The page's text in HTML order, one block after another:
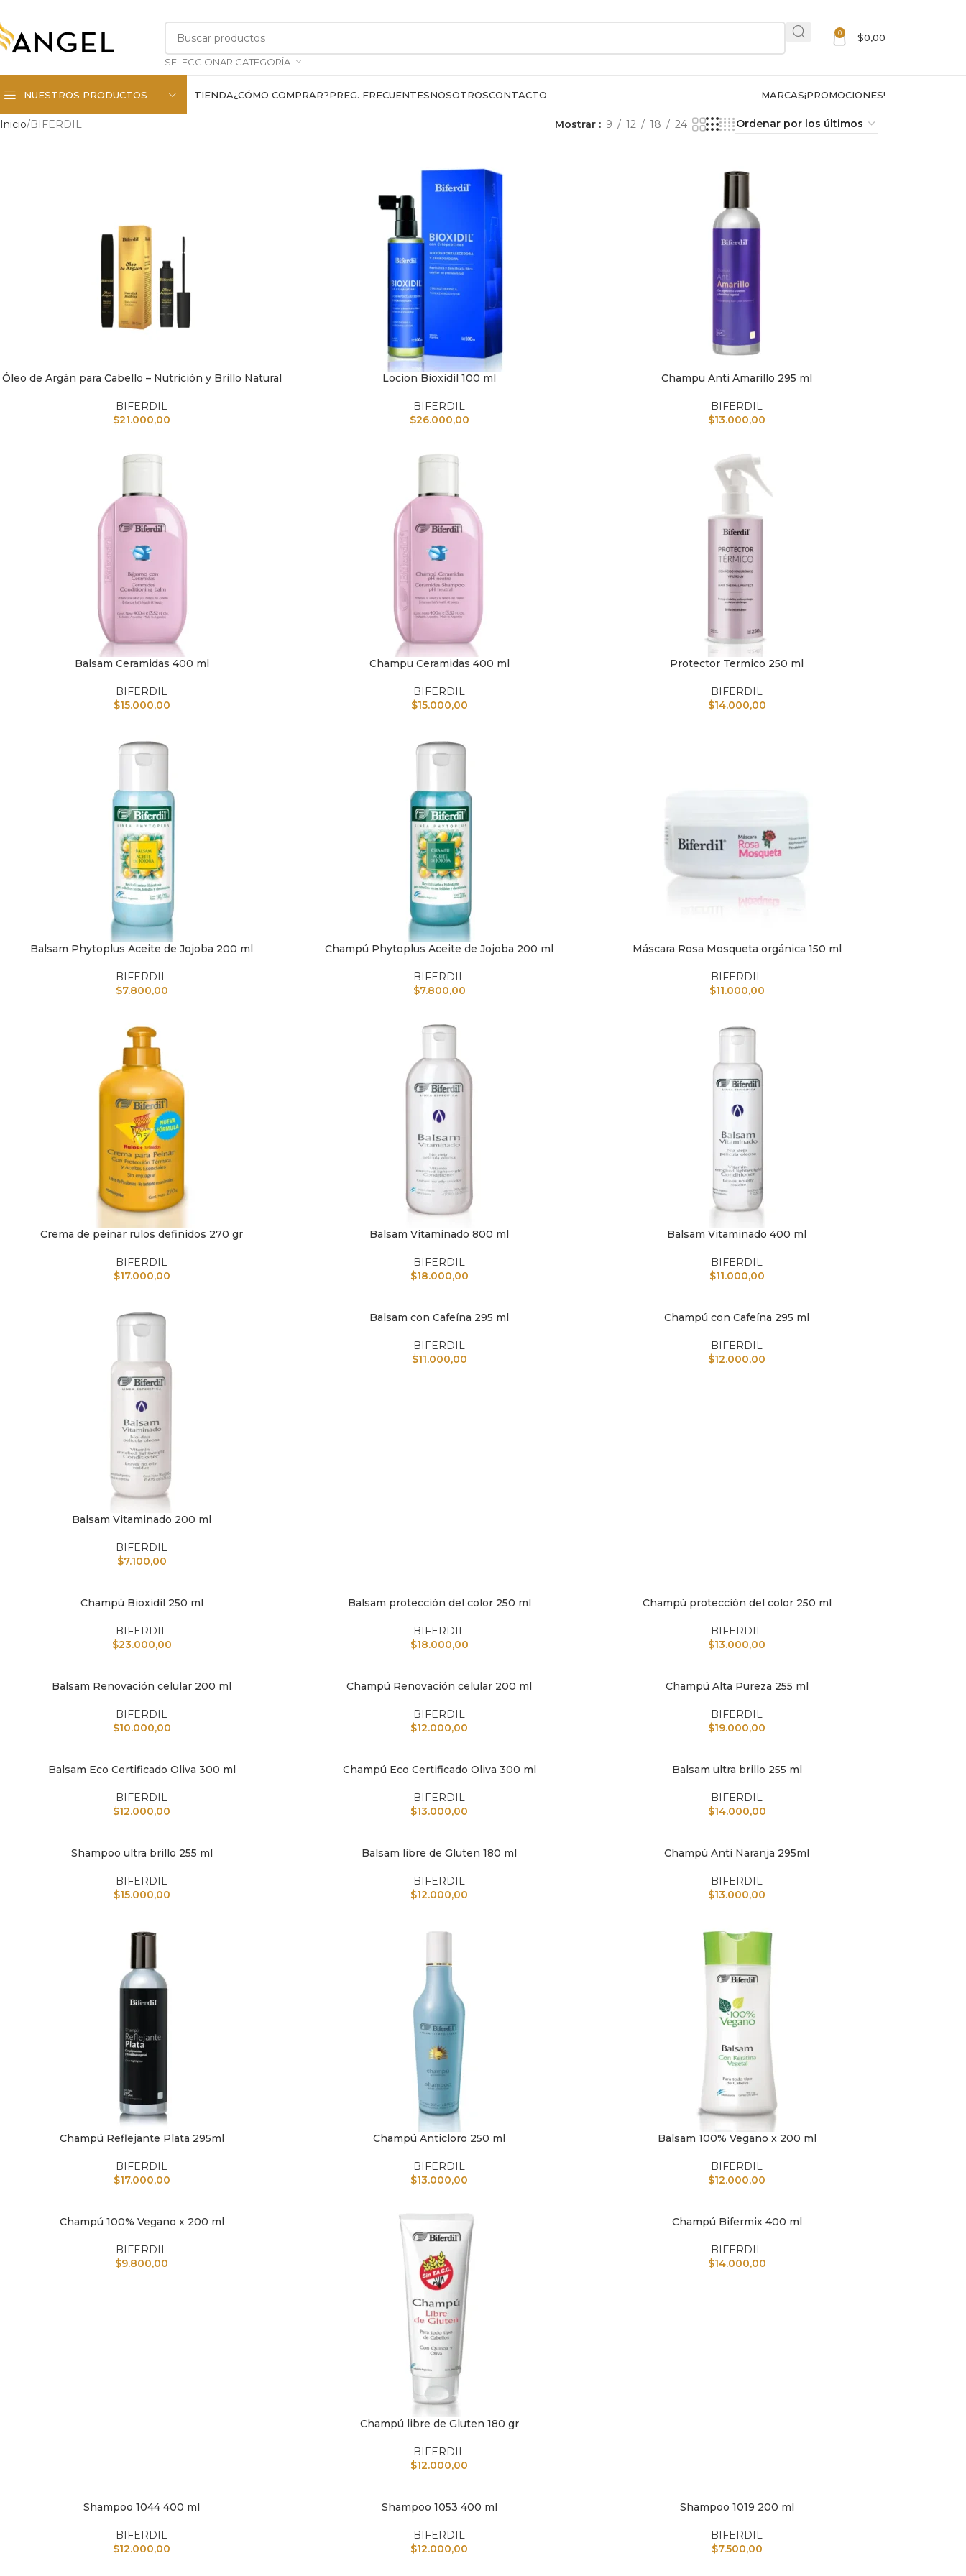
SELECCIONAR CATEGORÍA
0 $0,00
NUESTROS PRODUCTOS TIENDA¿CÓMO COMPRAR?PREG. FRECUENTESNOSOTROSCONTACTO MARCAS¡PROMOCIONES!
Inicio BIFERDIL Mostrar 9 12 18 24
AÑADIR AL CARRITO
Óleo de Argán para Cabello – Nutrición y Brillo Natural
BIFERDIL
$21.000,00
AÑADIR AL CARRITOLocion Bioxidil 100 ml
BIFERDIL
$26.000,00
AÑADIR AL CARRITOChampu Anti Amarillo 295 ml
BIFERDIL
$13.000,00
AÑADIR AL CARRITOBalsam Ceramidas 400 ml
BIFERDIL
$15.000,00
AÑADIR AL CARRITOChampu Ceramidas 400 ml
BIFERDIL
$15.000,00
AÑADIR AL CARRITOProtector Termico 250 ml
BIFERDIL
$14.000,00
AÑADIR AL CARRITO
Balsam Phytoplus Aceite de Jojoba 200 ml
BIFERDIL
$7.800,00
AÑADIR AL CARRITO
Champú Phytoplus Aceite de Jojoba 200 ml
BIFERDIL
$7.800,00
AÑADIR AL CARRITO
Máscara Rosa Mosqueta orgánica 150 ml
BIFERDIL
$11.000,00
AÑADIR AL CARRITO
Crema de peinar rulos definidos 270 gr
BIFERDIL
$17.000,00
AÑADIR AL CARRITOBalsam Vitaminado 800 ml
BIFERDIL
$18.000,00
AÑADIR AL CARRITOBalsam Vitaminado 400 ml
BIFERDIL
$11.000,00
AÑADIR AL CARRITOBalsam Vitaminado 200 ml
BIFERDIL
$7.100,00
AÑADIR AL CARRITOBalsam con Cafeína 295 ml
BIFERDIL
$11.000,00
AÑADIR AL CARRITOChampú con Cafeína 295 ml
BIFERDIL
$12.000,00
AÑADIR AL CARRITOChampú Bioxidil 250 ml
BIFERDIL
$23.000,00
AÑADIR AL CARRITO
Balsam protección del color 250 ml
BIFERDIL
$18.000,00
AÑADIR AL CARRITO
Champú protección del color 250 ml
BIFERDIL
$13.000,00
AÑADIR AL CARRITO
Balsam Renovación celular 200 ml
BIFERDIL
$10.000,00
AÑADIR AL CARRITO
Champú Renovación celular 200 ml
BIFERDIL
$12.000,00
AÑADIR AL CARRITOChampú Alta Pureza 255 ml
BIFERDIL
$19.000,00
AÑADIR AL CARRITO
Balsam Eco Certificado Oliva 300 ml
BIFERDIL
$12.000,00
AÑADIR AL CARRITO
Champú Eco Certificado Oliva 300 ml
BIFERDIL
$13.000,00
AÑADIR AL CARRITOBalsam ultra brillo 255 ml
BIFERDIL
$14.000,00
AÑADIR AL CARRITOShampoo ultra brillo 255 ml
BIFERDIL
$15.000,00
AÑADIR AL CARRITOBalsam libre de Gluten 180 ml
BIFERDIL
$12.000,00
AÑADIR AL CARRITOChampú Anti Naranja 295ml
BIFERDIL
$13.000,00
AÑADIR AL CARRITOChampú Reflejante Plata 295ml
BIFERDIL
$17.000,00
AÑADIR AL CARRITOChampú Anticloro 250 ml
BIFERDIL
$13.000,00
AÑADIR AL CARRITOBalsam 100% Vegano x 200 ml
BIFERDIL
$12.000,00
AÑADIR AL CARRITOChampú 100% Vegano x 200 ml
BIFERDIL
$9.800,00
AÑADIR AL CARRITOChampú libre de Gluten 180 gr
BIFERDIL
$12.000,00
AÑADIR AL CARRITOChampú Bifermix 400 ml
BIFERDIL
$14.000,00
AÑADIR AL CARRITOShampoo 1044 400 ml
BIFERDIL
$12.000,00
AÑADIR AL CARRITOShampoo 1053 400 ml
BIFERDIL
$12.000,00
AÑADIR AL CARRITOShampoo 1019 200 ml
BIFERDIL
$7.500,00